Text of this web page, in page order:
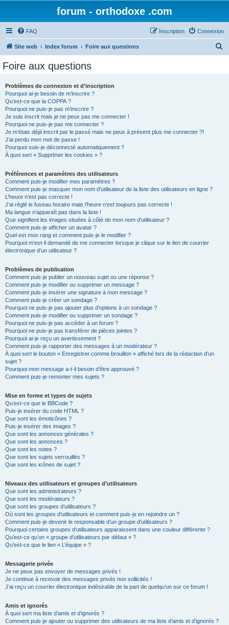
forum - orthodoxe .com
FAQ Connexion
Inscription
Site web Index forum Foire aux questions
Foire aux questions
Problèmes de connexion et d’inscription
Pourquoi ai-je besoin de m’inscrire ?
Qu’est-ce que la COPPA ?
Pourquoi ne puis-je pas m’inscrire ?
Je suis inscrit mais je ne peux pas me connecter !
Pourquoi ne puis-je pas me connecter ?
Je m’étais déjà inscrit par le passé mais ne peux à présent plus me connecter ?!
J’ai perdu mon mot de passe !
Pourquoi suis-je déconnecté automatiquement ?
À quoi sert « Supprimer les cookies » ?
Préférences et paramètres des utilisateurs
Comment puis-je modifier mes paramètres ?
Comment puis-je masquer mon nom d’utilisateur de la liste des utilisateurs en ligne ?
L’heure n’est pas correcte !
J’ai réglé le fuseau horaire mais l’heure n’est toujours pas correcte !
Ma langue n’apparaît pas dans la liste !
Que signifient les images situées à côté de mon nom d’utilisateur ?
Comment puis-je afficher un avatar ?
Quel est mon rang et comment puis-je le modifier ?
Pourquoi m’est-il demandé de me connecter lorsque je clique sur le lien de courrier
électronique d’un utilisateur ?
Problèmes de publication
Comment puis-je publier un nouveau sujet ou une réponse ?
Comment puis-je modifier ou supprimer un message ?
Comment puis-je insérer une signature à mon message ?
Comment puis-je créer un sondage ?
Pourquoi ne puis-je pas ajouter plus d’options à un sondage ?
Comment puis-je modifier ou supprimer un sondage ?
Pourquoi ne puis-je pas accéder à un forum ?
Pourquoi ne puis-je pas transférer de pièces jointes ?
Pourquoi ai-je reçu un avertissement ?
Comment puis-je rapporter des messages à un modérateur ?
À quoi sert le bouton « Enregistrer comme brouillon » affiché lors de la rédaction d’un
sujet ?
Pourquoi mon message a-t-il besoin d’être approuvé ?
Comment puis-je remonter mes sujets ?
Mise en forme et types de sujets
Qu’est-ce que le BBCode ?
Puis-je insérer du code HTML ?
Que sont les émoticônes ?
Puis-je insérer des images ?
Que sont les annonces générales ?
Que sont les annonces ?
Que sont les notes ?
Que sont les sujets verrouillés ?
Que sont les icônes de sujet ?
Niveaux des utilisateurs et groupes d’utilisateurs
Que sont les administrateurs ?
Que sont les modérateurs ?
Que sont les groupes d’utilisateurs ?
Où sont les groupes d’utilisateurs et comment puis-je en rejoindre un ?
Comment puis-je devenir le responsable d’un groupe d’utilisateurs ?
Pourquoi certains groupes d’utilisateurs apparaissent dans une couleur différente ?
Qu’est-ce qu’un « groupe d’utilisateurs par défaut » ?
Qu’est-ce que le lien « L’équipe » ?
Messagerie privée
Je ne peux pas envoyer de messages privés !
Je continue à recevoir des messages privés non sollicités !
J’ai reçu un courrier électronique indésirable de la part de quelqu’un sur ce forum !
Amis et ignorés
À quoi sert ma liste d’amis et d’ignorés ?
Comment puis-je ajouter ou supprimer des utilisateurs de ma liste d’amis et d’ignorés ?